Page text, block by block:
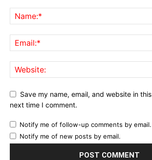
Save my name, email, and website in
next time I comment.
Notify me of follow-up comments by email.
Notify me of new posts by email.